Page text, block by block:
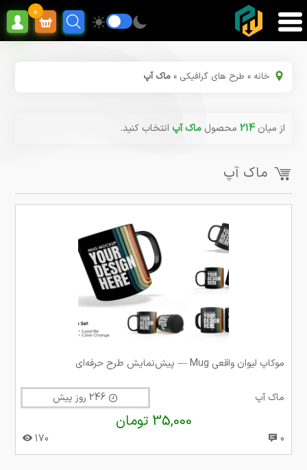
0
خانه » طرح های گرافیکی »ماک آپ
از میان214 محصولماک آپ انتخاب کنید.
ماک آپ
موکاپ لیوان واقعی ‎Mug — پیش‌نمایش طرح حرفه‌ای
ماک آپ
35,000 تومان
0
170